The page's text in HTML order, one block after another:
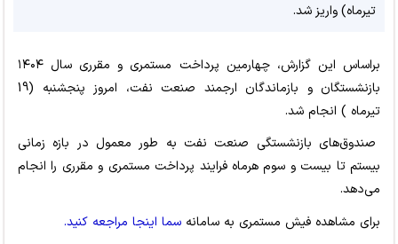
تیرماه) واریز شد.
براساس این گزارش، چهارمین پرداخت مستمری و مقرری سال ۱۴۰۴
بازنشستگان و بازماندگان ارجمند صنعت نفت، امروز پنجشنبه (19
تیرماه ) انجام شد.
صندوق‌های بازنشستگی صنعت نفت به طور معمول در بازه زمانی
بیستم تا بیست و سوم هرماه فرایند پرداخت مستمری و مقرری را انجام
می‌دهد.
برای مشاهده فیش مستمری به سامانه سما اینجا مراجعه کنید.